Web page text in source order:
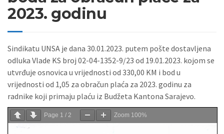
2023. godinu
Sindikatu UNSA je dana 30.01.2023. putem pošte dostavljena
odluka Vlade KS broj 02-04-1352-9/23 od 19.01.2023. kojom se
utvrđuje osnovica u vrijednosti od 330,00 KM i bod u
vrijednosti od 1,05 za obračun plaća za 2023. godinu za
radnike koji primaju plaću iz Budžeta Kantona Sarajevo.
Page 1 / 2 Zoom 100%